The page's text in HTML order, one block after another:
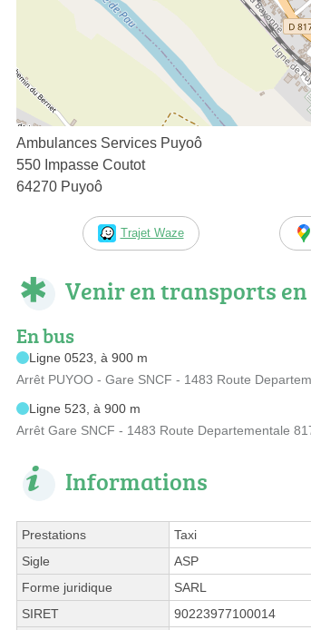
Ambulances Services Puyoô
550 Impasse Coutot
64270 Puyoô
Trajet Waze
Venir en transports
En bus
Ligne 0523, à 900 m
Arrêt PUYOO - Gare SNCF - 1483 Route
Ligne 523, à 900 m
Arrêt Gare SNCF - 1483 Route Departementale
Informations
Prestations
Taxi
Sigle
ASP
Forme juridique
SARL
SIRET
90223977100014